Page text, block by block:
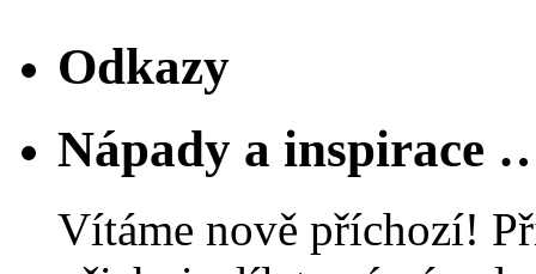
Odkazy
Nápady a inspirace
Vítáme nově příchozí!